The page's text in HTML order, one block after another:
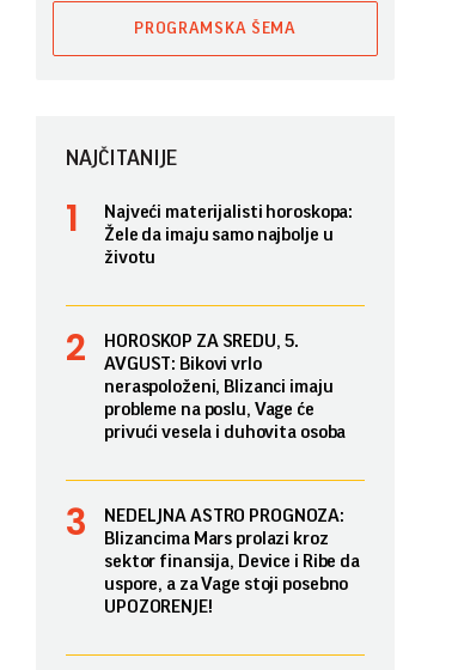
PROGRAMSKA ŠEMA
NAJČITANIJE
Najveći materijalisti horoskopa:
Žele da imaju samo najbolje u
životu
HOROSKOP ZA SREDU, 5.
AVGUST: Bikovi vrlo
neraspoloženi, Blizanci imaju
probleme na poslu, Vage će
privući vesela i duhovita osoba
NEDELJNA ASTRO PROGNOZA:
Blizancima Mars prolazi kroz
sektor finansija, Device i Ribe da
uspore, a za Vage stoji posebno
UPOZORENJE!